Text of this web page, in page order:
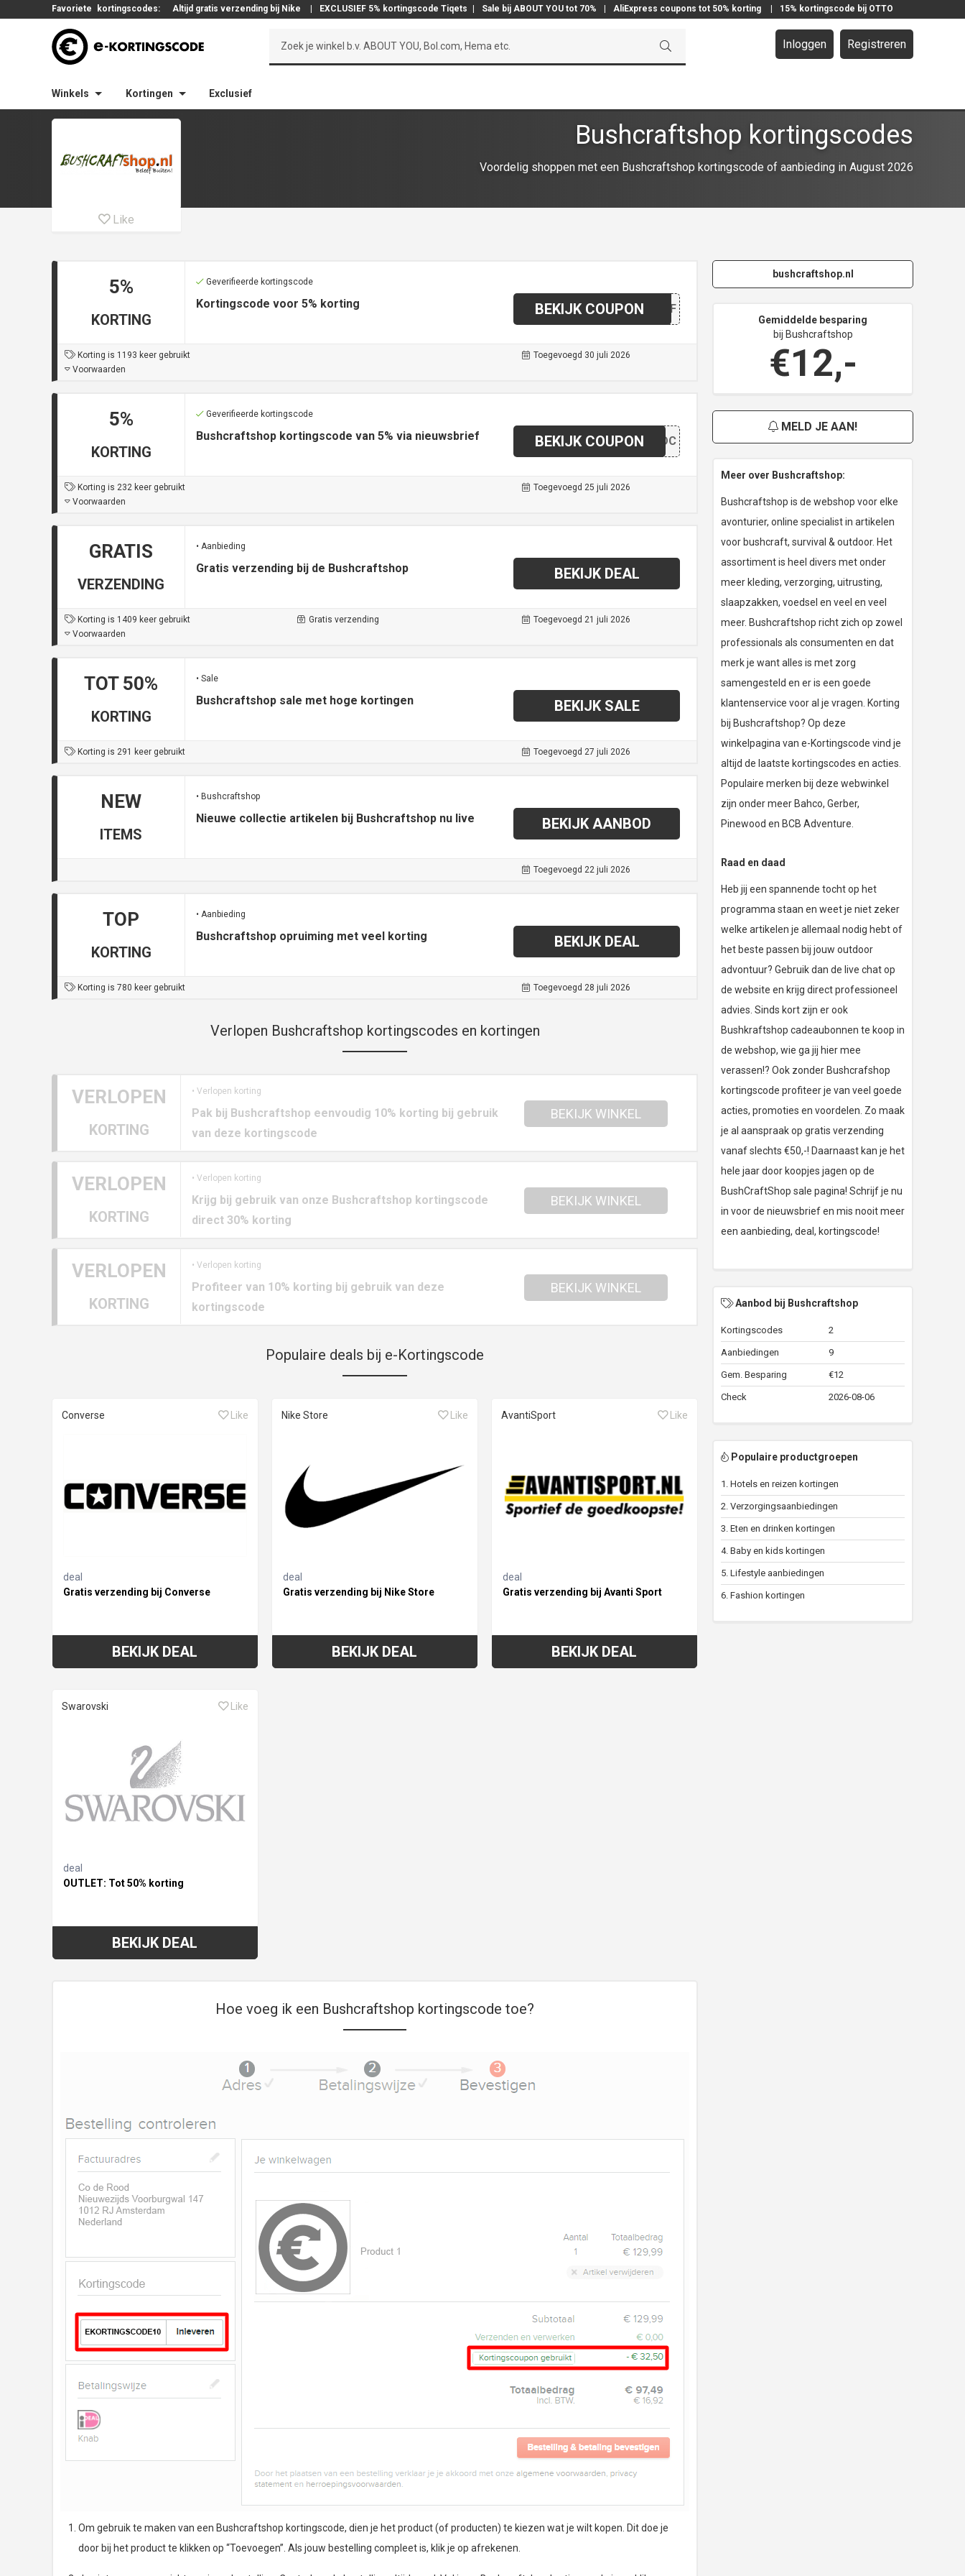
Favoriete kortingscodes: Altijd gratis verzending bij Nike EXCLUSIEF 5% kortingscode Tiqets Sale bij ABOUT YOU tot 70% AliExpress coupons tot 50% korting 15% kortingscode bij OTTO
Inloggen Registreren
Winkels Kortingen Exclusief
Bushcraftshop kortingscodes
Voordelig shoppen met een Bushcraftshop kortingscode of aanbieding in August 2026
Like
5%
KORTING
Geverifieerde kortingscode
Kortingscode voor 5% korting EIBRF
BEKIJK COUPON
Korting is 1193 keer gebruikt
Voorwaarden
Toegevoegd 30 juli 2026
5%
KORTING
Geverifieerde kortingscode
Bushcraftshop kortingscode van 5% via nieuwsbrief EOSDC
BEKIJK COUPON
Korting is 232 keer gebruikt
Voorwaarden
Toegevoegd 25 juli 2026
GRATIS
VERZENDING
• Aanbieding
Gratis verzending bij de Bushcraftshop BEKIJK DEAL
Korting is 1409 keer gebruikt
Voorwaarden
Gratis verzending Toegevoegd 21 juli 2026
TOT 50%
KORTING
• Sale
Bushcraftshop sale met hoge kortingen BEKIJK SALE
Korting is 291 keer gebruikt Toegevoegd 27 juli 2026
NEW
ITEMS
• Bushcraftshop
Nieuwe collectie artikelen bij Bushcraftshop nu live BEKIJK AANBOD
Toegevoegd 22 juli 2026
TOP
KORTING
• Aanbieding
Bushcraftshop opruiming met veel korting BEKIJK DEAL
Korting is 780 keer gebruikt Toegevoegd 28 juli 2026
Verlopen Bushcraftshop kortingscodes en kortingen
VERLOPEN
KORTING
• Verlopen korting
Pak bij Bushcraftshop eenvoudig 10% korting bij gebruik
van deze kortingscode
BEKIJK WINKEL
VERLOPEN
KORTING
• Verlopen korting
Krijg bij gebruik van onze Bushcraftshop kortingscode
direct 30% korting
BEKIJK WINKEL
VERLOPEN
KORTING
• Verlopen korting
Profiteer van 10% korting bij gebruik van deze
kortingscode
BEKIJK WINKEL
Populaire deals bij e-Kortingscode
Converse Like
deal
Gratis verzending bij Converse
BEKIJK DEAL
Nike Store Like
deal
Gratis verzending bij Nike Store
BEKIJK DEAL
AvantiSport Like
deal
Gratis verzending bij Avanti Sport
BEKIJK DEAL
Swarovski Like
deal
OUTLET: Tot 50% korting
BEKIJK DEAL
Hoe voeg ik een Bushcraftshop kortingscode toe?
Om gebruik te maken van een Bushcraftshop kortingscode, dien je het product (of producten) te kiezen wat je wilt kopen. Dit doe je
door bij het product te klikken op “Toevoegen”. Als jouw bestelling compleet is, klik je op afrekenen.
bushcraftshop.nl
Gemiddelde besparing
bij Bushcraftshop
€12,-
MELD JE AAN!
Meer over Bushcraftshop:
Bushcraftshop is de webshop voor elke
avonturier, online specialist in artikelen
voor bushcraft, survival & outdoor. Het
assortiment is heel divers met onder
meer kleding, verzorging, uitrusting,
slaapzakken, voedsel en veel en veel
meer. Bushcraftshop richt zich op zowel
professionals als consumenten en dat
merk je want alles is met zorg
samengesteld en er is een goede
klantenservice voor al je vragen. Korting
bij Bushcraftshop? Op deze
winkelpagina van e-Kortingscode vind je
altijd de laatste kortingscodes en acties.
Populaire merken bij deze webwinkel
zijn onder meer Bahco, Gerber,
Pinewood en BCB Adventure.
Raad en daad
Heb jij een spannende tocht op het
programma staan en weet je niet zeker
welke artikelen je allemaal nodig hebt of
het beste passen bij jouw outdoor
advontuur? Gebruik dan de live chat op
de website en krijg direct professioneel
advies. Sinds kort zijn er ook
Bushkraftshop cadeaubonnen te koop in
de webshop, wie ga jij hier mee
verassen!? Ook zonder Bushcrafshop
kortingscode profiteer je van veel goede
acties, promoties en voordelen. Zo maak
je al aanspraak op gratis verzending
vanaf slechts €50,-! Daarnaast kan je het
hele jaar door koopjes jagen op de
BushCraftShop sale pagina! Schrijf je nu
in voor de nieuwsbrief en mis nooit meer
een aanbieding, deal, kortingscode!
Aanbod bij Bushcraftshop
Kortingscodes 2
Aanbiedingen 9
Gem. Besparing €12
Check 2026-08-06
Populaire productgroepen
1. Hotels en reizen kortingen
2. Verzorgingsaanbiedingen
3. Eten en drinken kortingen
4. Baby en kids kortingen
5. Lifestyle aanbiedingen
6. Fashion kortingen